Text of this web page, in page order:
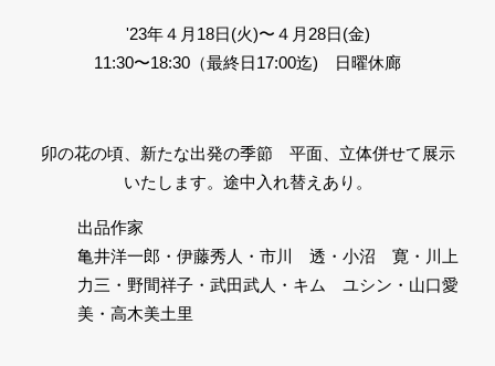
'23年４月18日(火)〜４月28日(金)
11:30〜18:30（最終日17:00迄) 日曜休廊
卯の花の頃、新たな出発の季節 平面、立体併せて展示
いたします。途中入れ替えあり。
出品作家
亀井洋一郎・伊藤秀人・市川 透・小沼 寛・川上
力三・野間祥子・武田武人・キム ユシン・山口愛
美・高木美土里